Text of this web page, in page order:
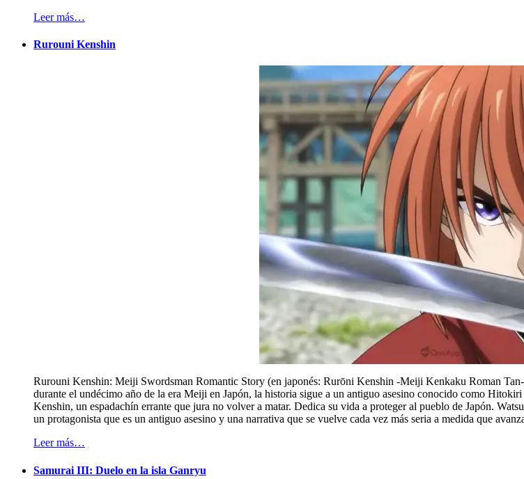
Leer más…
Rurouni Kenshin
Rurouni Kenshin: Meiji Swordsman Romantic Story (en japonés: Rurōni Kenshin -Meiji Kenkaku Roman
durante el undécimo año de la era Meiji en Japón, la historia sigue a un antiguo asesino conocido como
Kenshin, un espadachín errante que jura no volver a matar. Dedica su vida a proteger al pueblo de Japón.
un protagonista que es un antiguo asesino y una narrativa que se vuelve cada vez más seria a medida que
Leer más…
Samurai III: Duelo en la isla Ganryu